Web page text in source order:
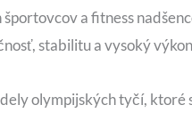
a fitness
stabilitu a vysoký
olympijských tyčí,